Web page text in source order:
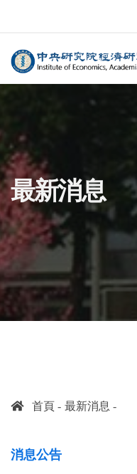
中央研究
最新消息
首頁 最新消息
消息公告